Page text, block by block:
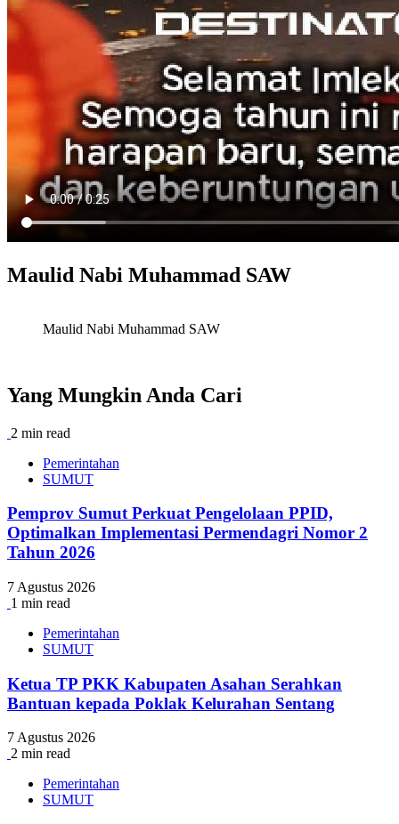
Maulid Nabi Muhammad SAW
Maulid Nabi Muhammad SAW
Yang Mungkin Anda Cari
2 min read
Pemerintahan
SUMUT
Pemprov Sumut Perkuat Pengelolaan PPID,
Optimalkan Implementasi Permendagri Nomor 2
Tahun 2026
7 Agustus 2026
1 min read
Pemerintahan
SUMUT
Ketua TP PKK Kabupaten Asahan Serahkan
Bantuan kepada Poklak Kelurahan Sentang
7 Agustus 2026
2 min read
Pemerintahan
SUMUT